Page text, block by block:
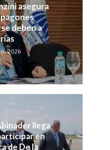
asegura
deben a
2026
llega
en
de De la